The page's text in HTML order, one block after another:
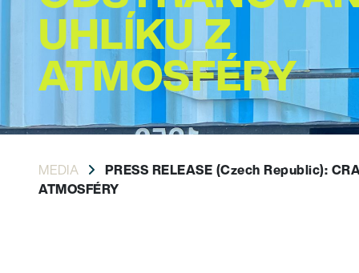
UHLÍKU Z
ATMOSFÉRY
MEDIA
PRESS RELEASE (Czech Republic):
ATMOSFÉRY